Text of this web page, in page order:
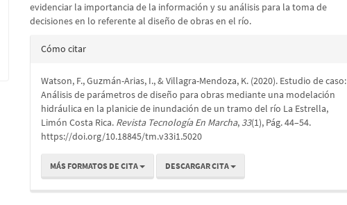
evidenciar la importancia de la información y su análisis para la toma de
decisiones en lo referente al diseño de obras en el río.
Detalles
artículo
Cómo citar
Watson, F., Guzmán-Arias, I., & Villagra-Mendoza, K. (2020). Estudio de caso:
Análisis de parámetros de diseño para obras mediante una modelación
hidráulica en la planicie de inundación de un tramo del río La Estrella,
Limón Costa Rica. Revista Tecnología En Marcha, 33(1), Pág. 44–54.
https://doi.org/10.18845/tm.v33i1.5020
MÁS FORMATOS DE CITA DESCARGAR CITA